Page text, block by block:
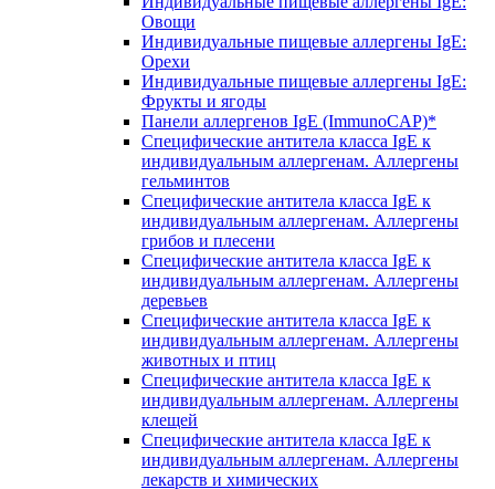
Овощи
Индивидуальные пищевые аллергены IgE:
Орехи
Индивидуальные пищевые аллергены IgE:
Фрукты и ягоды
Панели аллергенов IgE (ImmunoCAP)*
Специфические антитела класса IgE к
индивидуальным аллергенам. Аллергены
гельминтов
Специфические антитела класса IgE к
индивидуальным аллергенам. Аллергены
грибов и плесени
Специфические антитела класса IgE к
индивидуальным аллергенам. Аллергены
деревьев
Специфические антитела класса IgE к
индивидуальным аллергенам. Аллергены
животных и птиц
Специфические антитела класса IgE к
индивидуальным аллергенам. Аллергены
клещей
Специфические антитела класса IgE к
индивидуальным аллергенам. Аллергены
лекарств и химических